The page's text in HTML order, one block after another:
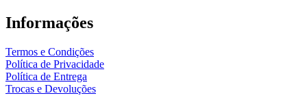
Informações
Termos e Condições
Política de Privacidade
Política de Entrega
Trocas e Devoluções